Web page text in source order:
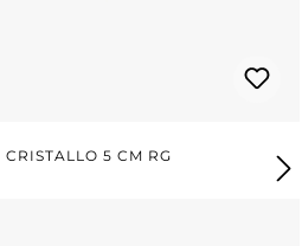
5 CM RG